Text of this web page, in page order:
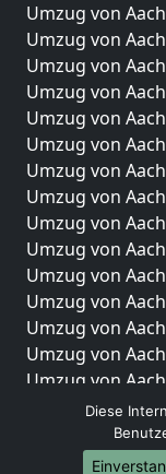
Umzug von
Umzug von
Umzug von
Umzug von
Umzug von
Umzug von
Umzug von
Umzug von
Umzug von
Umzug von
Umzug von
Umzug von
Umzug von
Umzug von
Umzug von
Umzug von
Umzug von
Umzug von
Diese